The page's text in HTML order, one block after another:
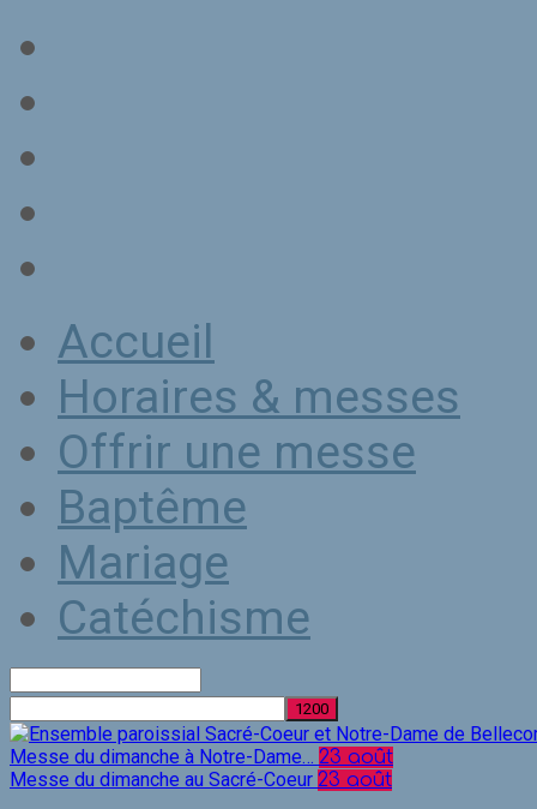
Accueil
Horaires & messes
Offrir une messe
Baptême
Mariage
Catéchisme
Messe du dimanche à Notre-Dame… 23 août
Messe du dimanche au Sacré-Coeur 23 août